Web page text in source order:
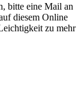
bitte eine Mail an
diesem Online
zu mehr